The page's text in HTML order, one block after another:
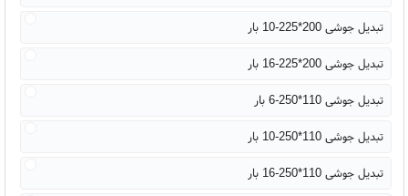
تبدیل جوشی 200*225-10 بار
تبدیل جوشی 200*225-16 بار
تبدیل جوشی 110*250-6 بار
تبدیل جوشی 110*250-10 بار
تبدیل جوشی 110*250-16 بار